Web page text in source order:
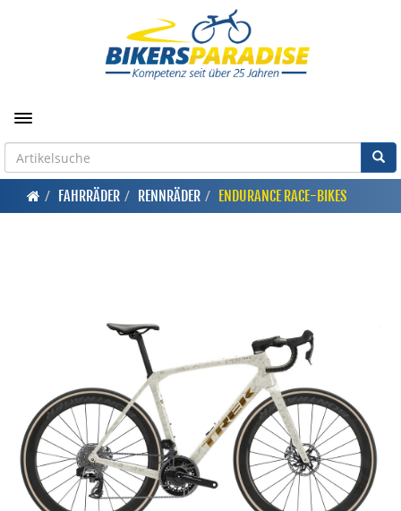
Toggle navigation
FAHRRÄDER RENNRÄDER ENDURANCE RACE-BIKES